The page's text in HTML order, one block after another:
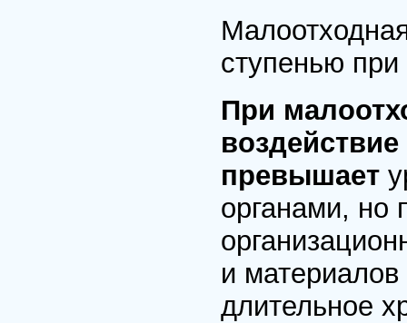
ступенью при
При
превышает
органами, но
и
длительное